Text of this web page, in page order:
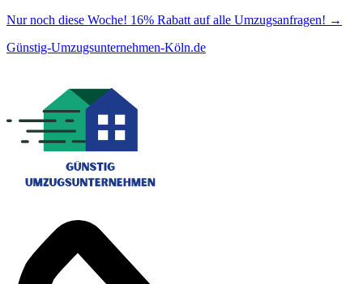
Nur noch diese Woche! 16% Rabatt auf alle Umzugsanfragen! →
Günstig-Umzugsunternehmen-Köln.de